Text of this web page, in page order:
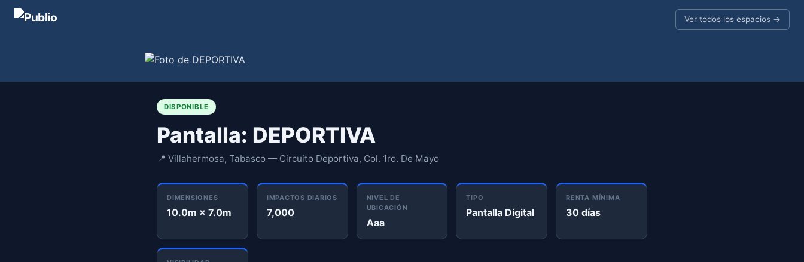
Ver todos los espacios →
DISPONIBLE
Pantalla: DEPORTIVA
📍 Villahermosa, Tabasco — Circuito Deportiva, Col. 1ro. De Mayo
DIMENSIONES
10.0m × 7.0m
IMPACTOS DIARIOS
7,000
NIVEL DE
UBICACIÓN
Aaa
TIPO
Pantalla Digital
RENTA MÍNIMA
30 días